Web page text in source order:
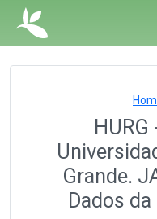
Grande.
Dados